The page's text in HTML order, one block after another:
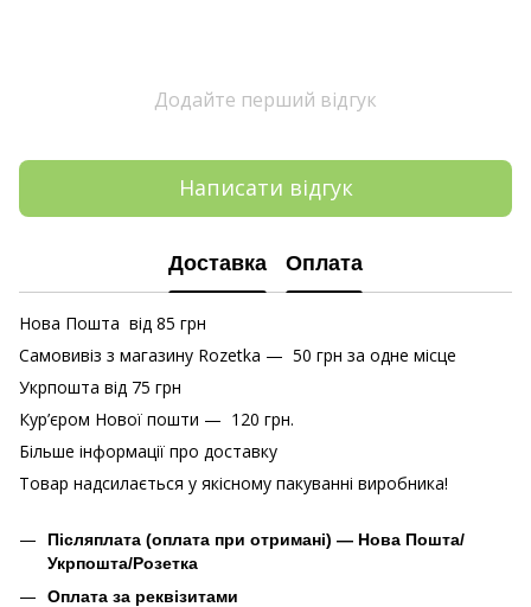
Додайте перший відгук
Написати відгук
Доставка Оплата
Нова Пошта від 85 грн
Самовивіз з магазину Rozetka — 50 грн за одне місце
Укрпошта від 75 грн
Кур’єром Нової пошти — 120 грн.
Більше інформації про доставку
Товар надсилається у якісному пакуванні виробника!
Післяплата (оплата при отримані) — Нова Пошта/
Укрпошта/Розетка
Оплата за реквізитами